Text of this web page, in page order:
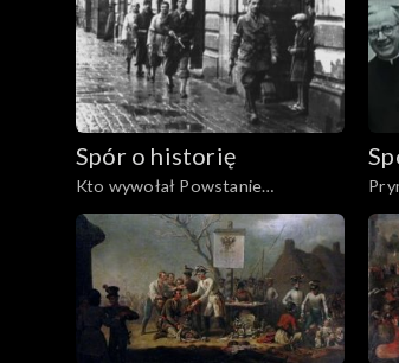
Spór o historię
Kto wywołał Powstanie
Warszawskie?